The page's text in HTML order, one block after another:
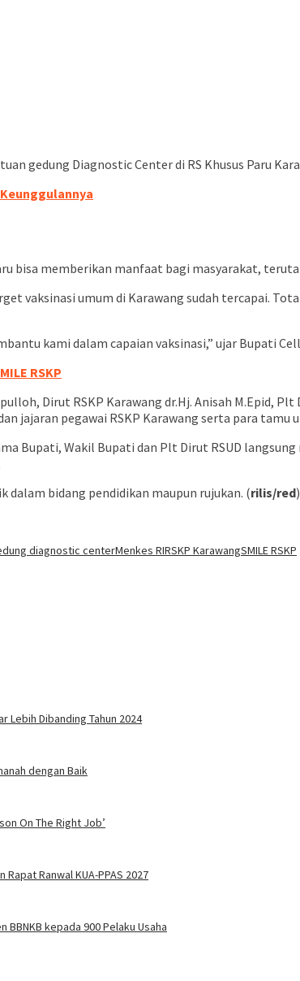
gedung Diagnostic Center di RS Khusus Paru
bisa memberikan manfaat bagi masyarakat,
vaksinasi umum di Karawang sudah tercapai.
kami dalam capaian vaksinasi,” ujar Bupati
RSKP
Dirut RSKP Karawang dr.Hj. Anisah M.Epid,
jajaran pegawai RSKP Karawang serta para tamu
Bupati, Wakil Bupati dan Plt Dirut RSUD
dalam bidang pendidikan maupun rujukan. (rilis/red
diagnostic centerMenkes RIRSKP KarawangSMILE RSKP
Lebih Dibanding Tahun 2024
dengan Baik
On The Right Job’
Ranwal KUA-PPAS 2027
kepada 900 Pelaku Usaha